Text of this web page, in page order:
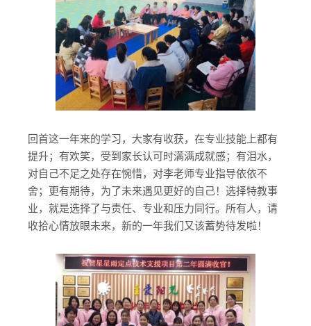
回首这一年来的学习，大家有收获，在专业技能上都有
提升；有欢笑，受到家长认可时满满成就感；有泪水，
对自己不足之处存在惋惜，对李老师专业指导依依不
舍；更有期待，为了未来遇见更好的自己！选择特教事
业，就是选择了与责任、专业和压力同行。所有人，请
收拾心情放眼未来，新的一年我们又该蓄势待发啦！